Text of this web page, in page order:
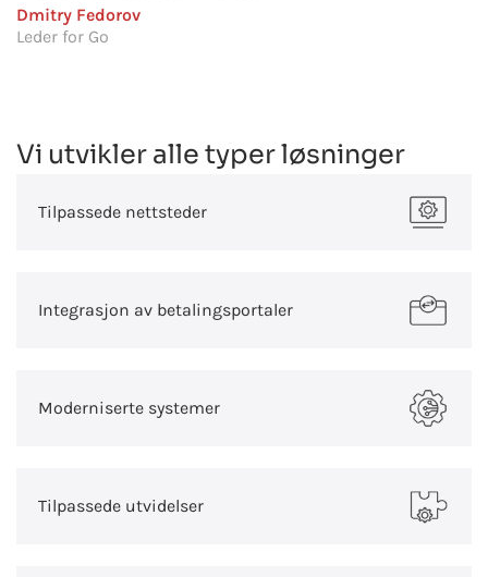
Dmitry Fedorov
Leder for Go
Vi utvikler alle typer løsninger
Tilpassede nettsteder
Integrasjon av betalingsportaler
Moderniserte systemer
Tilpassede utvidelser